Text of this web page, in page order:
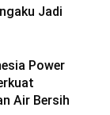
Jadi
Power
Air Bersih